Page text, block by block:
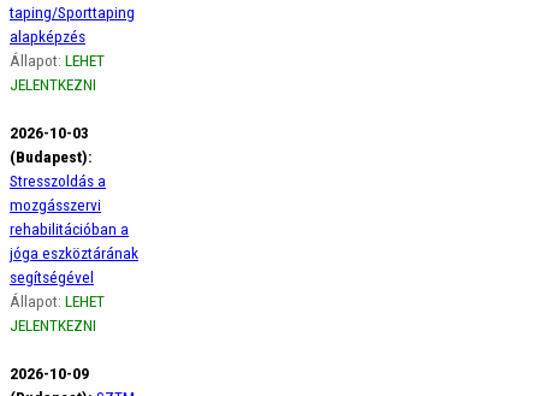
taping/Sporttaping
alapképzés
Állapot: LEHET
JELENTKEZNI
2026-10-03
(Budapest):
Stresszoldás a
mozgásszervi
rehabilitációban a
jóga eszköztárának
segítségével
Állapot: LEHET
JELENTKEZNI
2026-10-09